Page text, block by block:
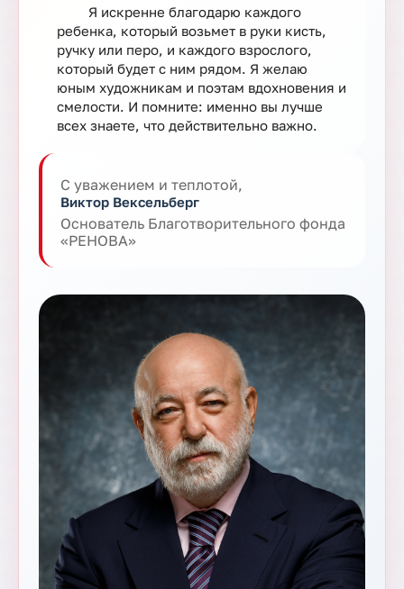
Я искренне благодарю каждого
ребенка, который возьмет в руки кисть,
ручку или перо, и каждого взрослого,
который будет с ним рядом. Я желаю
юным художникам и поэтам вдохновения и
смелости. И помните: именно вы лучше
всех знаете, что действительно важно.
С уважением и теплотой,
Виктор Вексельберг
Основатель Благотворительного фонда
«РЕНОВА»